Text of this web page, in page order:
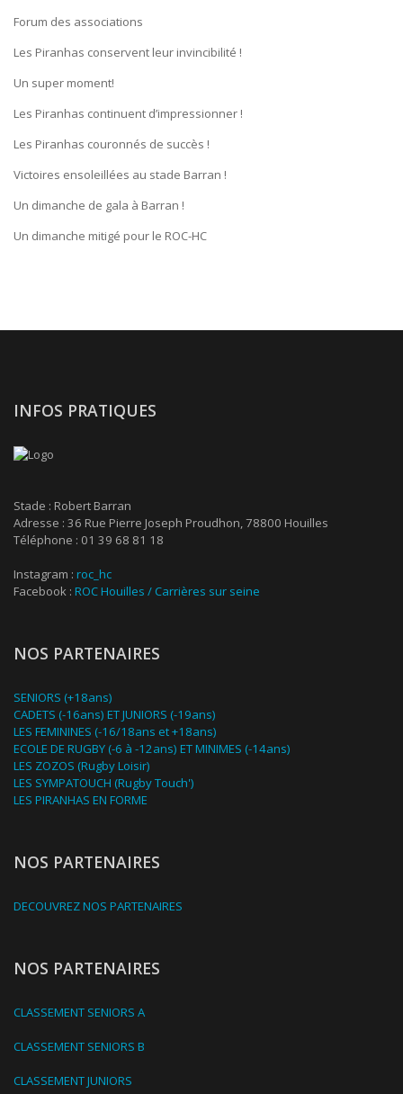
Forum des associations
Les Piranhas conservent leur invincibilité !
Un super moment!
Les Piranhas continuent d’impressionner !
Les Piranhas couronnés de succès !
Victoires ensoleillées au stade Barran !
Un dimanche de gala à Barran !
Un dimanche mitigé pour le ROC-HC
INFOS PRATIQUES
Stade : Robert Barran
Adresse : 36 Rue Pierre Joseph Proudhon, 78800 Houilles
Téléphone : 01 39 68 81 18
Instagram : roc_hc
Facebook : ROC Houilles / Carrières sur seine
NOS PARTENAIRES
SENIORS (+18ans)
CADETS (-16ans) ET JUNIORS (-19ans)
LES FEMININES (-16/18ans et +18ans)
ECOLE DE RUGBY (-6 à -12ans) ET MINIMES (-14ans)
LES ZOZOS (Rugby Loisir)
LES SYMPATOUCH (Rugby Touch')
LES PIRANHAS EN FORME
NOS PARTENAIRES
DECOUVREZ NOS PARTENAIRES
NOS PARTENAIRES
CLASSEMENT SENIORS A
CLASSEMENT SENIORS B
CLASSEMENT JUNIORS